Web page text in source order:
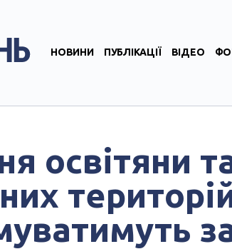
НОВИНИ ПУБЛІКАЦІЇ ВІДЕО
освітяни